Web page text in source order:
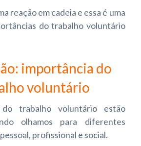
reação em cadeia e essa é uma
do trabalho voluntário
importância do
voluntário
trabalho voluntário estão
olhamos para diferentes
profissional e social.